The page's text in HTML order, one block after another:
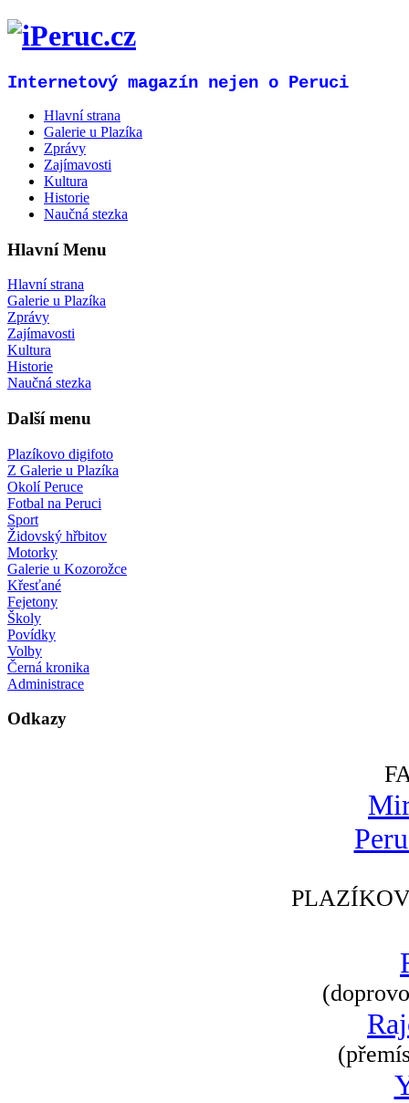
Internetový magazín nejen o Peruci
Hlavní strana
Galerie u Plazíka
Zprávy
Zajímavosti
Kultura
Historie
Naučná stezka
Hlavní Menu
Hlavní strana
Galerie u Plazíka
Zprávy
Zajímavosti
Kultura
Historie
Naučná stezka
Další menu
Plazíkovo digifoto
Z Galerie u Plazíka
Okolí Peruce
Fotbal na Peruci
Sport
Židovský hřbitov
Motorky
Galerie u Kozorožce
Křesťané
Fejetony
Školy
Povídky
Volby
Černá kronika
Administrace
Odkazy